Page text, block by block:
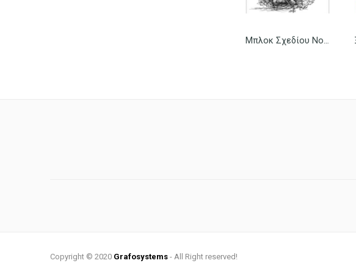
Copyright © 2020 Grafosystems- All Right reserved!